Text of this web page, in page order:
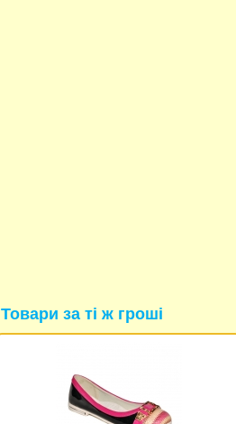
Товари за ті ж гроші